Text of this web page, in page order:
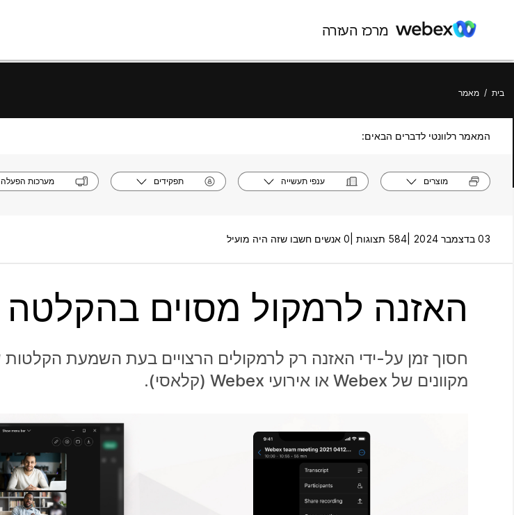
מרכז העזרה
בית / מאמר
המאמר רלוונטי לדברים הבאים:
מוצרים ענפי תעשייה תפקידים מערכות הפעלה
03 בדצמבר 2024 | 584 תצוגות | 0 אנשים חשבו שזה היה מועיל
האזנה לרמקול מסוים בהקלטה
מקוונים של Webex או אירועי Webex (קלאסי).